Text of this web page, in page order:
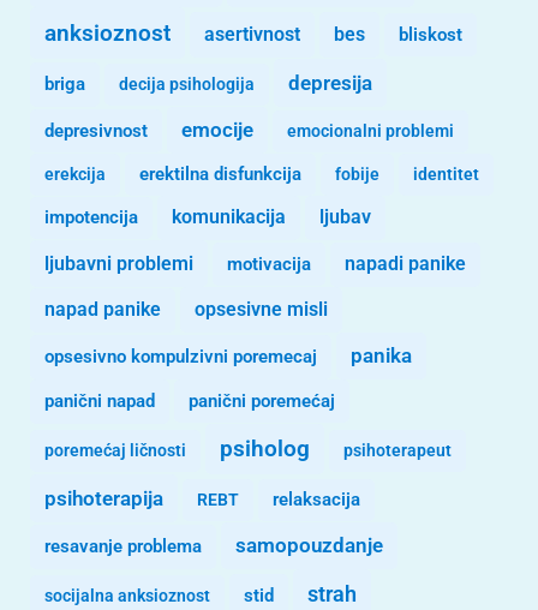
anksioznost asertivnost bes bliskost
briga decija psihologija depresija
depresivnost emocije emocionalni problemi
erekcija erektilna disfunkcija fobije identitet
impotencija komunikacija ljubav
ljubavni problemi motivacija napadi panike
napad panike opsesivne misli
opsesivno kompulzivni poremecaj panika
panični napad panični poremećaj
poremećaj ličnosti psiholog psihoterapeut
psihoterapija REBT relaksacija
resavanje problema samopouzdanje
socijalna anksioznost stid strah